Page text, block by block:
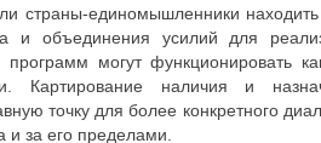
страны-единомышленники находить
и объединения усилий для
программ могут функционировать
Картирование наличия и
точку для более конкретного
и за его пределами.